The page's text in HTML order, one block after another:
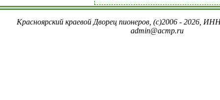
Красноярский краевой Дворец пионеров, (c)2006 - 2026,
admin@acmp.ru